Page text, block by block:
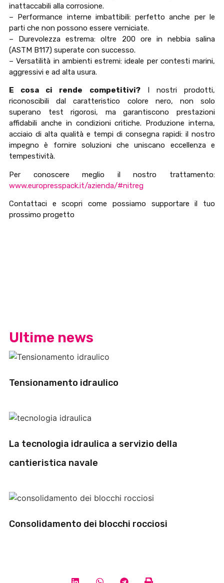
inattaccabili alla corrosione.
– Performance interne imbattibili: perfetto anche per le
parti che non possono essere verniciate.
– Durevolezza estrema: oltre 200 ore in nebbia salina
(ASTM B117) superate con successo.
– Versatilità in ambienti estremi: ideale per contesti marini,
aggressivi e ad alta usura.
E cosa ci rende competitivi?I nostri prodotti,
riconoscibili dal caratteristico colore nero, non solo
superano test rigorosi, ma garantiscono prestazioni
affidabili anche in condizioni critiche. Produzione interna,
acciaio di alta qualità e tempi di consegna rapidi: il nostro
impegno è fornire soluzioni che uniscano eccellenza e
tempestività.
Per conoscere meglio il nostro trattamento:
www.europresspack.it/azienda/#nitreg
Contattaci e scopri come possiamo supportare il tuo
prossimo progetto
Ultime news
Tensionamento idraulico
La tecnologia idraulica a servizio della
cantieristica navale
Consolidamento dei blocchi rocciosi